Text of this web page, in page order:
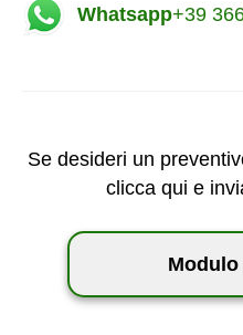
Whatsapp+39
Se desideri un
clicca qui e